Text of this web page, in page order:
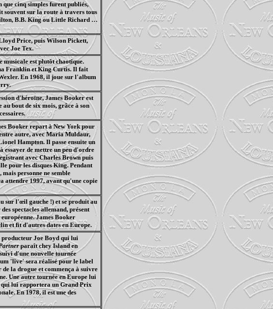
cinq simples furent publiés,
souvent sur la route à travers tous
B.B. King ou Little Richard …
Price, puis Wilson Pickett,
Joe Tex.
musicale est plutôt chaotique.
Franklin et King Curtis. Il fait
En 1968, il joue sur l'album
d'héroïne, James Booker est
bout de six mois, grâce à son
Booker repart à New York pour
autre, avec Maria Muldaur,
Hampton. Il passe ensuite un
essayer de mettre un peu d'ordre
avec Charles Brown puis
pour les disques King. Pendant
mais personne ne semble
attendre 1997, avant qu'une copie
sur l'œil gauche !) et se produit au
spectacles allemand, présent
James Booker
et fit d'autres dates en Europe.
producteur Joe Boyd qui lui
paraît chey Island en
d'une nouvelle tournée
'live' sera réalisé pour le label
la drogue et commença à suivre
Une autre tournée en Europe lui
lui rapportera un Grand Prix
En 1978, il est une des